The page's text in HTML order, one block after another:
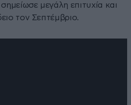
μεγάλη επιτυχία και
τον Σεπτέμβριο.